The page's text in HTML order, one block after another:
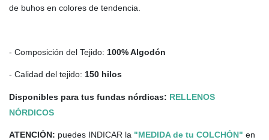
de buhos en colores de tendencia.
- Composición del Tejido: 100% Algodón
- Calidad del tejido: 150 hilos
Disponibles para tus fundas nórdicas: RELLENOS
NÓRDICOS
ATENCIÓN: puedes INDICAR la "MEDIDA de tu COLCHÓN" en